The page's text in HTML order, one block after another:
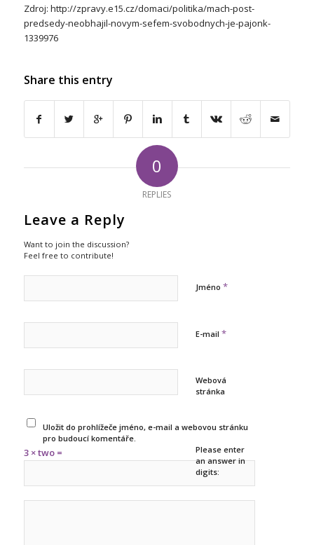
Zdroj: http://zpravy.e15.cz/domaci/politika/mach-post-
predsedy-neobhajil-novym-sefem-svobodnych-je-pajonk-
1339976
Share this entry
0
REPLIES
Leave a Reply
Want to join the discussion?
Feel free to contribute!
Jméno *
E-mail *
Webová
stránka
Uložit do prohlížeče jméno, e-mail a webovou stránku
pro budoucí komentáře.
Please enter
an answer in
digits:
3 × two =